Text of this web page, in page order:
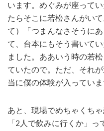
います。めぐみが座って
たらそこに若松さんがい
て）「つまんなさそうに
て、台本にもそう書いて
ました。ああいう時の若
ていたので。ただ、それが
当に僕の体験が入っていま
あと、現場でめちゃくち
「2人で飲みに行くか」